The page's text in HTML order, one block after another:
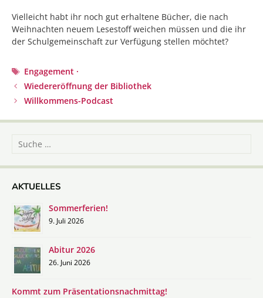
Vielleicht habt ihr noch gut erhaltene Bücher, die nach
Weihnachten neuem Lesestoff weichen müssen und die ihr
der Schulgemeinschaft zur Verfügung stellen möchtet?
Schlagwörter
Engagement ·
Beitrags-
Navigation
Wiedereröffnung der Bibliothek
Willkommens-Podcast
Suche
AKTUELLES
Sommerferien!
9. Juli 2026
Abitur 2026
26. Juni 2026
Kommt zum Präsentationsnachmittag!